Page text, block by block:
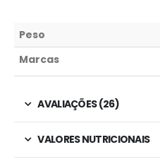
Peso
Marcas
AVALIAÇÕES (26)
VALORES NUTRICIONAIS